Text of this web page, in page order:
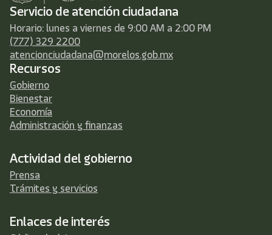
Servicio de atención ciudadana
Horario: lunes a viernes de 9:00 AM a 2:00 PM
(777) 329 2200
atencionciudadana@morelos.gob.mx
Recursos
Gobierno
Bienestar
Economía
Administración y finanzas
Actividad del gobierno
Prensa
Trámites y servicios
Enlaces de interés